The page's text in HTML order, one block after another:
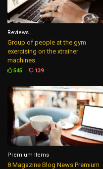
Reviews
Group of people at the gym
exercising on the xtrainer
machines
545 139
Premium Items
8 Magazine Blog News Premium